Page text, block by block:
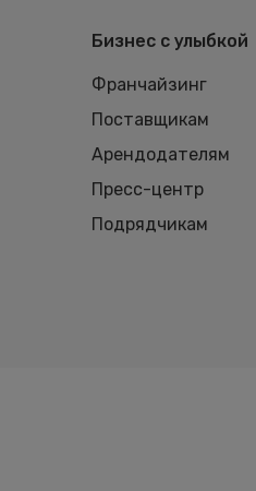
Бизнес с улыбкой
Франчайзинг
Поставщикам
Арендодателям
Пресс-центр
Подрядчикам